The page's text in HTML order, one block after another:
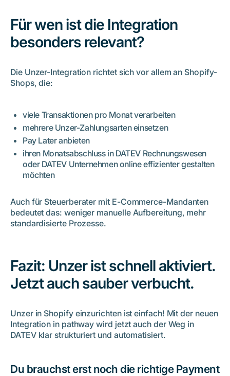
Für wen ist die Integration
besonders relevant?
Die Unzer-Integration richtet sich vor allem an Shopify-
Shops, die:
viele Transaktionen pro Monat verarbeiten
mehrere Unzer-Zahlungsarten einsetzen
Pay Later anbieten
ihren Monatsabschluss in DATEV Rechnungswesen
oder DATEV Unternehmen online effizienter gestalten
möchten
Auch für Steuerberater mit E-Commerce-Mandanten
bedeutet das: weniger manuelle Aufbereitung, mehr
standardisierte Prozesse.
Fazit: Unzer ist schnell aktiviert.
Jetzt auch sauber verbucht.
Unzer in Shopify einzurichten ist einfach! Mit der neuen
Integration in pathway wird jetzt auch der Weg in
DATEV klar strukturiert und automatisiert.
Du brauchst erst noch die richtige Payment